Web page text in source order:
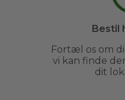
Bestil
Fortæl os om
vi kan finde
dit